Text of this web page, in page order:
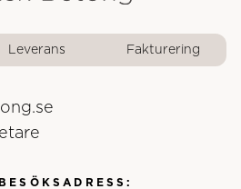
Leverans Fakturering
BESÖKSADRESS: